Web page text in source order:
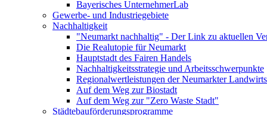
Bayerisches UnternehmerLab
Gewerbe- und Industriegebiete
Nachhaltigkeit
"Neumarkt nachhaltig" - Der Link zu aktuellen
Die Realutopie für Neumarkt
Hauptstadt des Fairen Handels
Nachhaltigkeitsstrategie und Arbeitsschwerpunkte
Regionalwertleistungen der Neumarkter
Auf dem Weg zur Biostadt
Auf dem Weg zur "Zero Waste Stadt"
Städtebauförderungsprogramme